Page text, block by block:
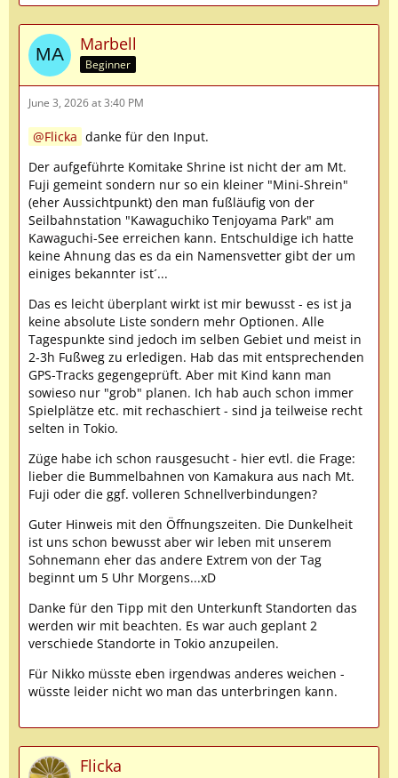
Marbell
Beginner
June 3, 2026 at 3:40 PM
Flicka danke für den Input.
Der aufgeführte Komitake Shrine ist nicht der am Mt.
Fuji gemeint sondern nur so ein kleiner "Mini-Shrein"
(eher Aussichtpunkt) den man fußläufig von der
Seilbahnstation "Kawaguchiko Tenjoyama Park" am
Kawaguchi-See erreichen kann. Entschuldige ich hatte
keine Ahnung das es da ein Namensvetter gibt der um
einiges bekannter ist´...
Das es leicht überplant wirkt ist mir bewusst - es ist ja
keine absolute Liste sondern mehr Optionen. Alle
Tagespunkte sind jedoch im selben Gebiet und meist in
2-3h Fußweg zu erledigen. Hab das mit entsprechenden
GPS-Tracks gegengeprüft. Aber mit Kind kann man
sowieso nur "grob" planen. Ich hab auch schon immer
Spielplätze etc. mit rechaschiert - sind ja teilweise recht
selten in Tokio.
Züge habe ich schon rausgesucht - hier evtl. die Frage:
lieber die Bummelbahnen von Kamakura aus nach Mt.
Fuji oder die ggf. volleren Schnellverbindungen?
Guter Hinweis mit den Öffnungszeiten. Die Dunkelheit
ist uns schon bewusst aber wir leben mit unserem
Sohnemann eher das andere Extrem von der Tag
beginnt um 5 Uhr Morgens...xD
Danke für den Tipp mit den Unterkunft Standorten das
werden wir mit beachten. Es war auch geplant 2
verschiede Standorte in Tokio anzupeilen.
Für Nikko müsste eben irgendwas anderes weichen -
wüsste leider nicht wo man das unterbringen kann.
Flicka